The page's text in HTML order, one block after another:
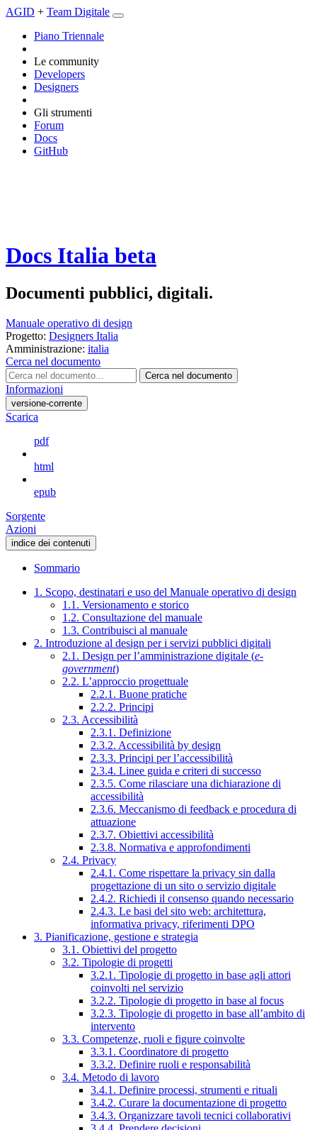
AGID + Team Digitale
Piano Triennale
Le community
Developers
Designers
Gli strumenti
Forum
Docs
GitHub
Docs Italia beta
Documenti pubblici, digitali.
Manuale operativo di design
Progetto: Designers Italia
Amministrazione: italia
Cerca nel documento
Cerca nel documento
Informazioni
versione-corrente
Scarica
pdf
html
epub
Sorgente
Azioni
indice dei contenuti
Sommario
1. Scopo, destinatari e uso del Manuale operativo di design
1.1. Versionamento e storico
1.2. Consultazione del manuale
1.3. Contribuisci al manuale
2. Introduzione al design per i servizi pubblici digitali
2.1. Design per l’amministrazione digitale (e-
government)
2.2. L’approccio progettuale
2.2.1. Buone pratiche
2.2.2. Principi
2.3. Accessibilità
2.3.1. Definizione
2.3.2. Accessibilità by design
2.3.3. Principi per l’accessibilità
2.3.4. Linee guida e criteri di successo
2.3.5. Come rilasciare una dichiarazione di
accessibilità
2.3.6. Meccanismo di feedback e procedura di
attuazione
2.3.7. Obiettivi accessibilità
2.3.8. Normativa e approfondimenti
2.4. Privacy
2.4.1. Come rispettare la privacy sin dalla
progettazione di un sito o servizio digitale
2.4.2. Richiedi il consenso quando necessario
2.4.3. Le basi del sito web: architettura,
informativa privacy, riferimenti DPO
3. Pianificazione, gestione e strategia
3.1. Obiettivi del progetto
3.2. Tipologie di progetti
3.2.1. Tipologie di progetto in base agli attori
coinvolti nel servizio
3.2.2. Tipologie di progetto in base al focus
3.2.3. Tipologie di progetto in base all’ambito di
intervento
3.3. Competenze, ruoli e figure coinvolte
3.3.1. Coordinatore di progetto
3.3.2. Definire ruoli e responsabilità
3.4. Metodo di lavoro
3.4.1. Definire processi, strumenti e rituali
3.4.2. Curare la documentazione di progetto
3.4.3. Organizzare tavoli tecnici collaborativi